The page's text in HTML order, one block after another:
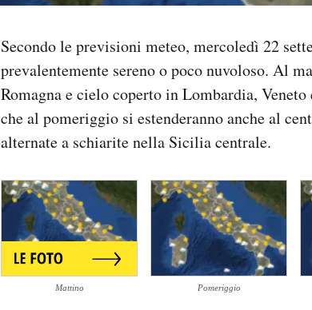
Secondo le previsioni meteo, mercoledì 22
prevalentemente sereno o poco nuvoloso. Al
Romagna e cielo coperto in Lombardia,
che al pomeriggio si estenderanno anche al
alternate a schiarite nella Sicilia centrale.
Mattino Pomeriggio